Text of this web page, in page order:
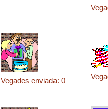
Vegades enviada: 0